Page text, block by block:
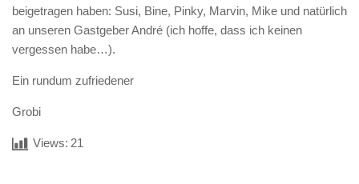
beigetragen haben: Susi, Bine, Pinky, Marvin, Mike und natürlich
an unseren Gastgeber André (ich hoffe, dass ich keinen
vergessen habe…).
Ein rundum zufriedener
Grobi
Views: 21